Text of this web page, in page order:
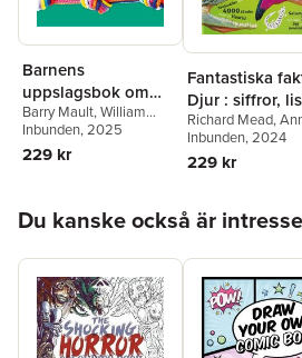
Barnens
uppslagsbok om
knopar
Barry Mault,William
Potter
Inbunden, 2025
229 kr
Fantastiska
Djur : siffror,
och statistik
Richard Mead,
Claybourne,William
Potter
Inbunden, 2024
229 kr
Du kanske också är